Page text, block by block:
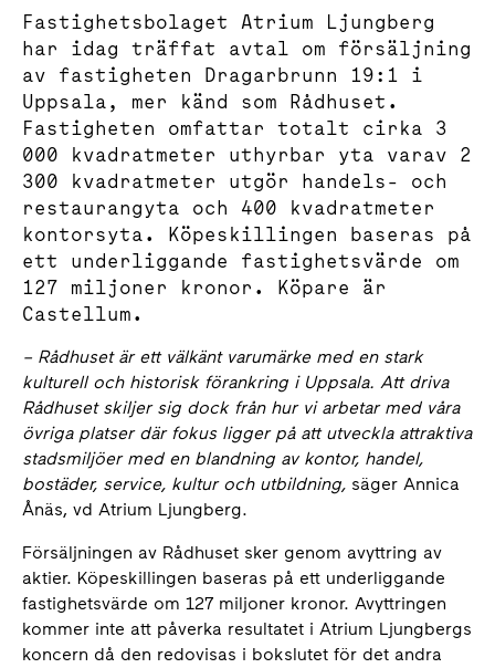
Fastighetsbolaget Atrium Ljungberg
har idag träffat avtal om försäljning
av fastigheten Dragarbrunn 19:1 i
Uppsala, mer känd som Rådhuset.
Fastigheten omfattar totalt cirka 3
000 kvadratmeter uthyrbar yta varav 2
300 kvadratmeter utgör handels- och
restaurangyta och 400 kvadratmeter
kontorsyta. Köpeskillingen baseras på
ett underliggande fastighetsvärde om
127 miljoner kronor. Köpare är
Castellum.
– Rådhuset är ett välkänt varumärke med en stark
kulturell och historisk förankring i Uppsala. Att driva
Rådhuset skiljer sig dock från hur vi arbetar med våra
övriga platser där fokus ligger på att utveckla attraktiva
stadsmiljöer med en blandning av kontor, handel,
bostäder, service, kultur och utbildning, säger Annica
Ånäs, vd Atrium Ljungberg.
Försäljningen av Rådhuset sker genom avyttring av
aktier. Köpeskillingen baseras på ett underliggande
fastighetsvärde om 127 miljoner kronor. Avyttringen
kommer inte att påverka resultatet i Atrium Ljungbergs
koncern då den redovisas i bokslutet för det andra